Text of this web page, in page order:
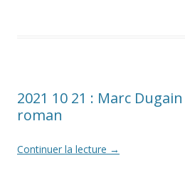
2021 10 21 : Marc
roman
Continuer la lecture →